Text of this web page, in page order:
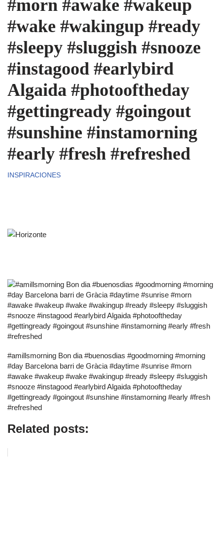
#morn #awake #wakeup
#wake #wakingup #ready
#sleepy #sluggish #snooze
#instagood #earlybird
Algaida #photooftheday
#gettingready #goingout
#sunshine #instamorning
#early #fresh #refreshed
INSPIRACIONES
#amillsmorning Bon dia #buenosdias #goodmorning #morning
#day Barcelona barri de Gràcia #daytime #sunrise #morn
#awake #wakeup #wake #wakingup #ready #sleepy #sluggish
#snooze #instagood #earlybird Algaida #photooftheday
#gettingready #goingout #sunshine #instamorning #early #fresh
#refreshed
Related posts: